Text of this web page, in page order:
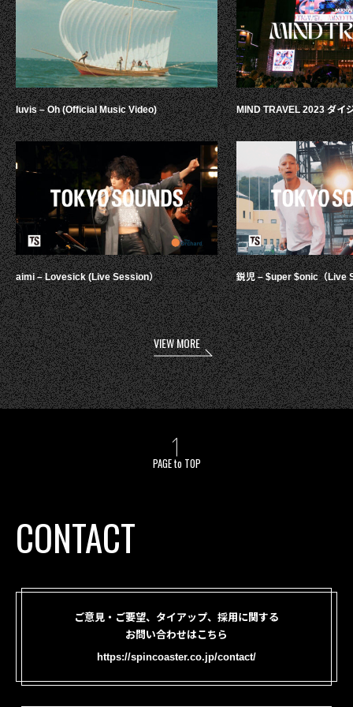
luvis – Oh (Official Music Video)
aimi – Lovesick (Live Session）
MIND TRAVEL 2023 ダイ
鋭児 – $uper $onic（Live
VIEW MORE
PAGE to TOP
CONTACT
ご意見・ご要望、タイアップ、採用に関する
お問い合わせはこちら
https://spincoaster.co.jp/contact/